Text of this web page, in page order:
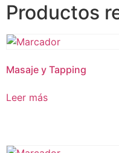
Productos
Masaje y Tapping
Leer más